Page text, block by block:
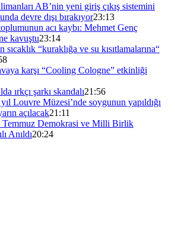
AB’nin yeni giriş çıkış sistemini
devre dışı bırakıyor23:13
acı kaybı: Mehmet Genç
kavuştu23:14
sıcaklık “kuraklığa ve su kısıtlamalarına“
karşı “Cooling Cologne” etkinliği
ırkçı şarkı skandalı21:56
Louvre Müzesi’nde soygunun yapıldığı
açılacak21:11
Temmuz Demokrasi ve Milli Birlik
Anıldı20:24